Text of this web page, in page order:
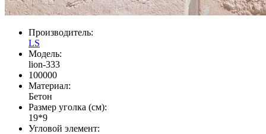
Производитель:
LS
Модель:
lion-333
100000
Материал:
Бетон
Размер уголка (см):
19*9
Угловой элемент: